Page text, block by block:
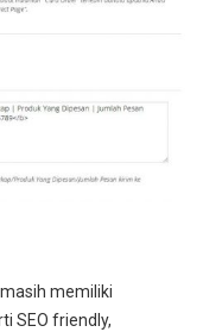
memiliki
SEO friendly,